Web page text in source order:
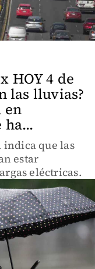
HOY 4 de
las lluvias?
en
indica que las
estar
eléctricas.